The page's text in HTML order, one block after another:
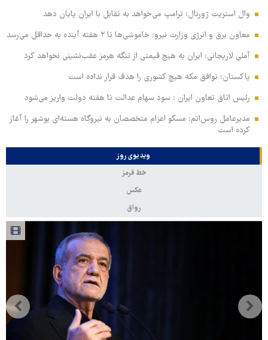
وال‌ استریت ژورنال: ترامپ می‌خواهد به تقابل با ایران پایان دهد
معاون برق و انرژی وزارت نیرو: خاموشی‌ها تا ۲ هفته آینده به حداقل می‌رسد
آملی‌ لاریجانی: ایران به هیچ قیمتی از تنگه هرمز عقب‌نشینی نخواهد کرد
پاکستان: توافق مکه هیچ کشوری را هدف قرار نداده است
رئیس اتاق تعاون ایران : سود سهام عدالت تا هفته دولت واریز می‌شود
مدیرعامل روس‌اتم: مسکو اعزام متخصصان به نیروگاه هسته‌ای بوشهر را آغاز
کرده‌ است
ویدیوی روز
خط قرمز
عکس
رواق